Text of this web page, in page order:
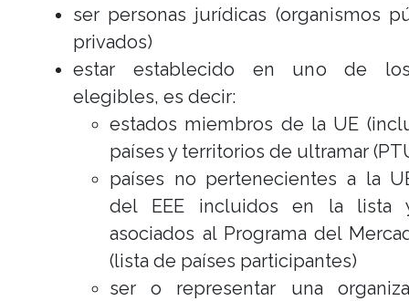
ser personas jurídicas (organismos
privados)
estar establecido en uno de
elegibles, es decir:
estados miembros de la UE
países y territorios de ultramar
países no pertenecientes a la
del EEE incluidos en la lista
asociados al Programa del
(lista de países participantes)
ser o representar una